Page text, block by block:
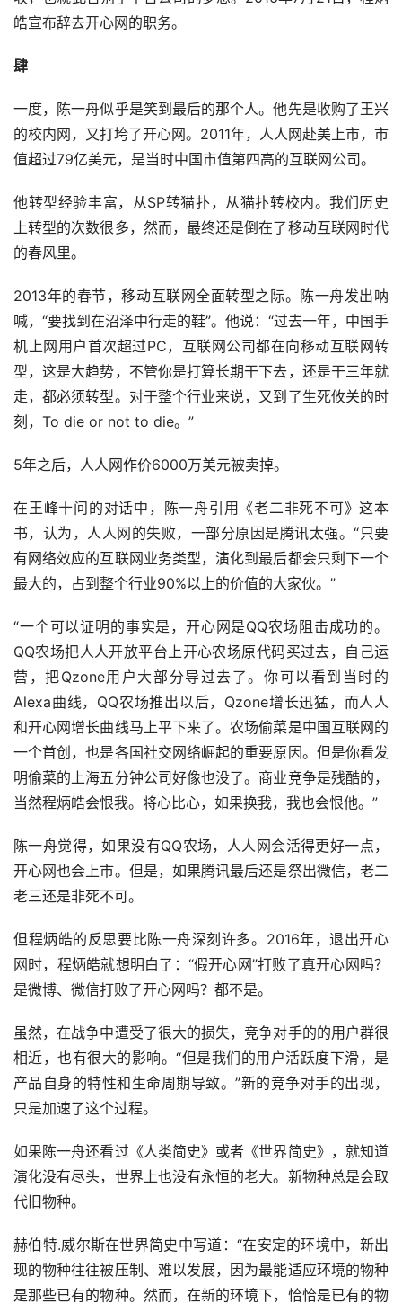
皓宣布辞去开心网的职务。
肆
一度，陈一舟似乎是笑到最后的那个人。他先是收购了王兴
的校内网，又打垮了开心网。2011年，人人网赴美上市，市
值超过79亿美元，是当时中国市值第四高的互联网公司。
他转型经验丰富，从SP转猫扑，从猫扑转校内。我们历史
上转型的次数很多，然而，最终还是倒在了移动互联网时代
的春风里。
2013年的春节，移动互联网全面转型之际。陈一舟发出呐
喊，“要找到在沼泽中行走的鞋”。他说：“过去一年，中国手
机上网用户首次超过PC，互联网公司都在向移动互联网转
型，这是大趋势，不管你是打算长期干下去，还是干三年就
走，都必须转型。对于整个行业来说，又到了生死攸关的时
刻，To die or not to die。”
5年之后，人人网作价6000万美元被卖掉。
在王峰十问的对话中，陈一舟引用《老二非死不可》这本
书，认为，人人网的失败，一部分原因是腾讯太强。“只要
有网络效应的互联网业务类型，演化到最后都会只剩下一个
最大的，占到整个行业90%以上的价值的大家伙。”
“一个可以证明的事实是，开心网是QQ农场阻击成功的。
QQ农场把人人开放平台上开心农场原代码买过去，自己运
营，把Qzone用户大部分导过去了。你可以看到当时的
Alexa曲线，QQ农场推出以后，Qzone增长迅猛，而人人
和开心网增长曲线马上平下来了。农场偷菜是中国互联网的
一个首创，也是各国社交网络崛起的重要原因。但是你看发
明偷菜的上海五分钟公司好像也没了。商业竞争是残酷的，
当然程炳皓会恨我。将心比心，如果换我，我也会恨他。”
陈一舟觉得，如果没有QQ农场，人人网会活得更好一点，
开心网也会上市。但是，如果腾讯最后还是祭出微信，老二
老三还是非死不可。
但程炳皓的反思要比陈一舟深刻许多。2016年，退出开心
网时，程炳皓就想明白了：“假开心网”打败了真开心网吗？
是微博、微信打败了开心网吗？都不是。
虽然，在战争中遭受了很大的损失，竞争对手的的用户群很
相近，也有很大的影响。“但是我们的用户活跃度下滑，是
产品自身的特性和生命周期导致。”新的竞争对手的出现，
只是加速了这个过程。
如果陈一舟还看过《人类简史》或者《世界简史》，就知道
演化没有尽头，世界上也没有永恒的老大。新物种总是会取
代旧物种。
赫伯特.威尔斯在世界简史中写道：“在安定的环境中，新出
现的物种往往被压制、难以发展，因为最能适应环境的物种
是那些已有的物种。然而，在新的环境下，恰恰是已有的物